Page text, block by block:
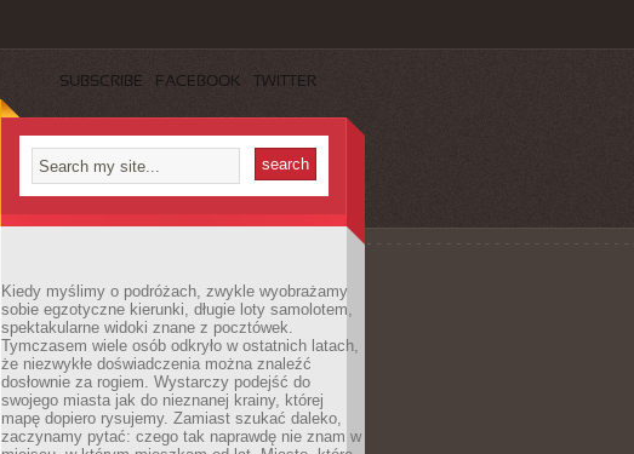
SUBSCRIBE FACEBOOK TWITTER
Kiedy myślimy o podróżach, zwykle wyobrażamy
sobie egzotyczne kierunki, długie loty samolotem,
spektakularne widoki znane z pocztówek.
Tymczasem wiele osób odkryło w ostatnich latach,
że niezwykłe doświadczenia można znaleźć
dosłownie za rogiem. Wystarczy podejść do
swojego miasta jak do nieznanej krainy, której
mapę dopiero rysujemy. Zamiast szukać daleko,
zaczynamy pytać: czego tak naprawdę nie znam w